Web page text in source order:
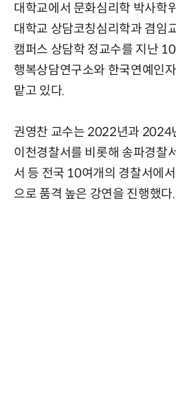
대학교에서 문화심리학 박사학
대학교 상담코칭심리학과 겸임
캠퍼스 상담학 정교수를 지난
행복상담연구소와 한국연예인
맡고 있다.
권영찬 교수는 2022년과 2024
이천경찰서를 비롯해 송파경찰
서 등 전국 10여개의 경찰서에
으로 품격 높은 강연을 진행했다.